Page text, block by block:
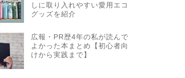
しに取り入れやすい愛用エコ
グッズを紹介
広報・PR歴4年の私が読んで
よかった本まとめ【初心者向
けから実践まで】